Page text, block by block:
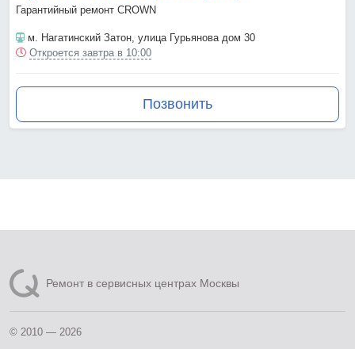
Гарантийный ремонт CROWN
м. Нагатинский Затон, улица Гурьянова дом 30
Откроется завтра в 10:00
Позвонить
Ремонт в сервисных центрах Москвы
© 2010 — 2026